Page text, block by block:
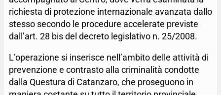
richiesta di protezione internazionale avanzata dallo
stesso secondo le procedure accelerate previste
dall’art. 28 bis del decreto legislativo n. 25/2008.
L’operazione si inserisce nell’ambito delle attività di
prevenzione e contrasto alla criminalità condotte
dalla Questura di Catanzaro, che proseguono in